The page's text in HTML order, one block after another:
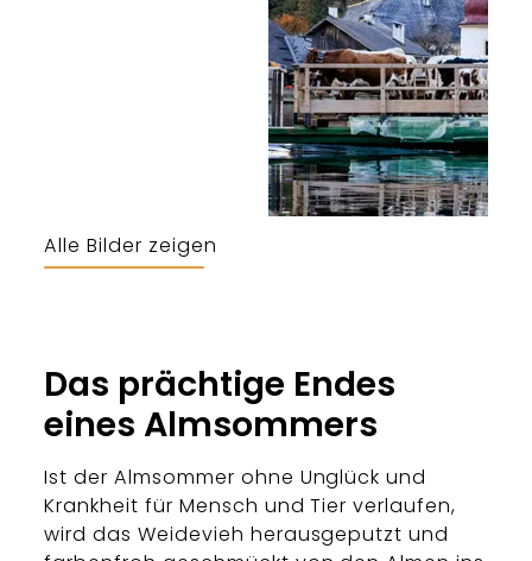
Alle Bilder zeigen
Das prächtige Endes
eines Almsommers
Ist der Almsommer ohne Unglück und
Krankheit für Mensch und Tier verlaufen,
wird das Weidevieh herausgeputzt und